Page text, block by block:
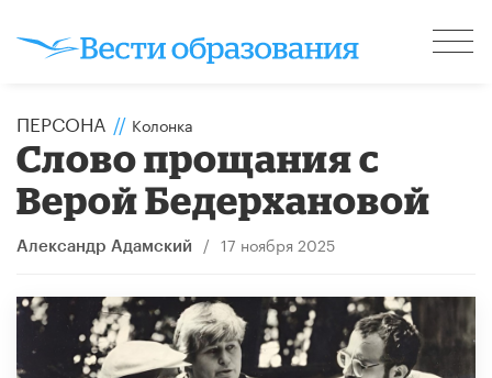
ПЕРСОНА // Колонка
Слово прощания с
Верой Бедерхановой
Александр Адамский / 17 ноября 2025